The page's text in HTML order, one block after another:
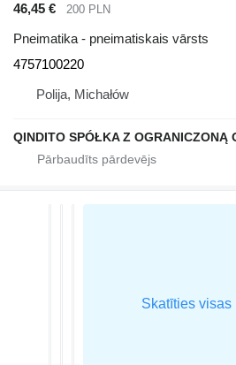
46,45 € 200 PLN
Pneimatika - pneimatiskais vārsts
4757100220
Polija, Michałów